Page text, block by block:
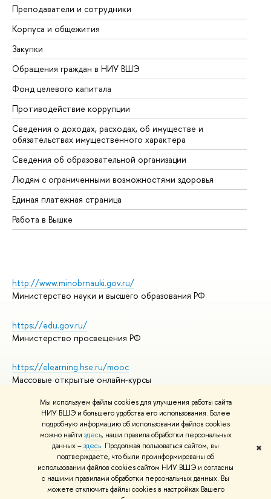
Мы используем файлы cookies для улучшения работы сайта
НИУ ВШЭ и большего удобства его использования. Более
подробную информацию об использовании файлов cookies
можно найти здесь, наши правила обработки персональных
данных –здесь. Продолжая пользоваться сайтом, вы
подтверждаете, что были проинформированы об
использовании файлов cookies сайтом НИУ ВШЭ и согласны
с нашими правилами обработки персональных данных. Вы
можете отключить файлы cookies в настройках Вашего
✖
Преподаватели и сотрудники
Корпуса и общежития
Закупки
Обращения граждан в НИУ ВШЭ
Фонд целевого капитала
Противодействие коррупции
Сведения о доходах, расходах, об имуществе и
обязательствах имущественного характера
Сведения об образовательной организации
Людям с ограниченными возможностями здоровья
Единая платежная страница
Работа в Вышке
http://www.minobrnauki.gov.ru/
Министерство науки и высшего образования РФ
https://edu.gov.ru/
Министерство просвещения РФ
https://elearning.hse.ru/mooc
Массовые открытые онлайн-курсы
© НИУ ВШЭ 1993–2026
Адреса и контакты
Условия использования материалов
Политика конфиденциальности
Правила применения рекомендательных технологий в НИУ ВШЭ
Карта сайта